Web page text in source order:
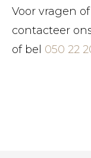
Voor vragen
contacteer
of bel 050 22